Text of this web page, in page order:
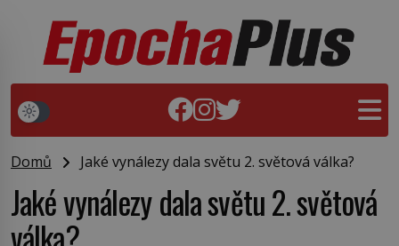
Domů Jaké vynálezy dala světu 2. světová válka?
Jaké vynálezy dala světu 2. světová